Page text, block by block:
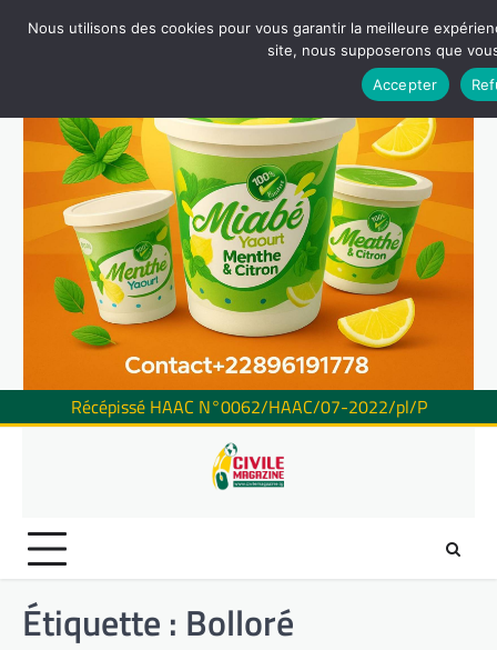
Récépissé HAAC N°0062/HAAC/07-2022/pl/P
Étiquette : Bolloré
Nous utilisons des cookies pour vous garantir la meilleure
site, nous supposerons que
Accepter